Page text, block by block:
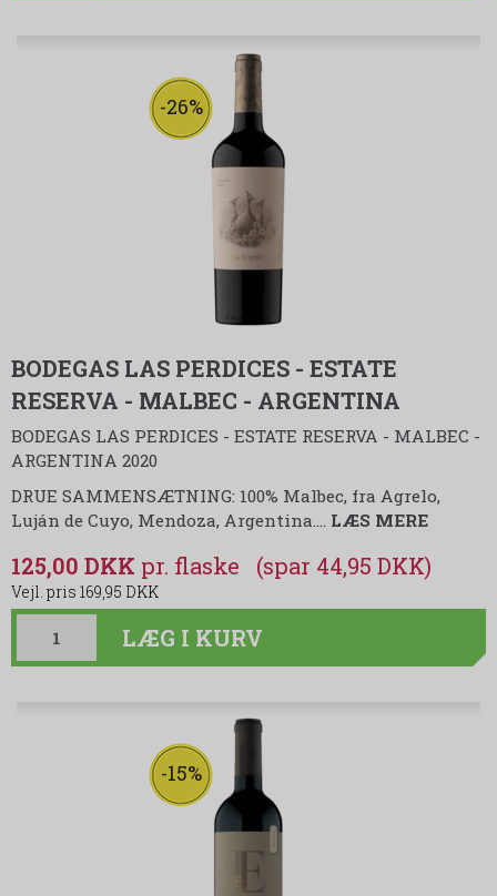
-26%
BODEGAS LAS PERDICES - ESTATE
RESERVA - MALBEC - ARGENTINA
BODEGAS LAS PERDICES - ESTATE RESERVA - MALBEC -
ARGENTINA 2020
DRUE SAMMENSÆTNING: 100% Malbec, fra Agrelo,
Luján de Cuyo, Mendoza, Argentina.… LÆS MERE
125,00 DKK
169,95 DKK
(spar 44,95 DKK)
LÆG I KURV
-15%